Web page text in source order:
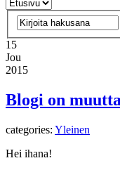
15
Jou
2015
Blogi on
categories: Yleinen
Hei ihana!